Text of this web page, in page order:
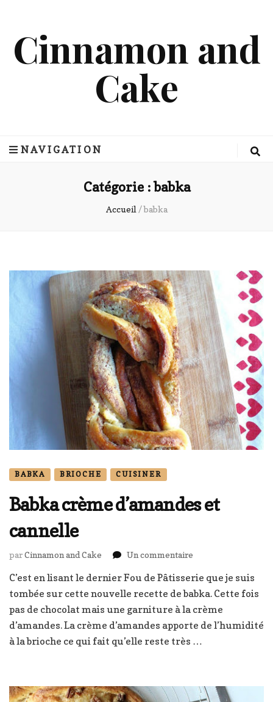
Cinnamon and
Cake
NAVIGATION
Catégorie :babka
Accueil /babka
BABKA BRIOCHE CUISINER
Babka crème d’amandes et
cannelle
parCinnamon and Cake Un commentaire
crème
d’amandes
C’est en lisant le dernier Fou de Pâtisserie que je suis
tombée sur cette nouvelle recette de babka. Cette fois
pas de chocolat mais une garniture à la crème
d’amandes. La crème d’amandes apporte de l’humidité
à la brioche ce qui fait qu’elle reste très …